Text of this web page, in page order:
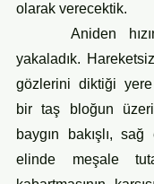
olarak verecektik.
yakaladık.
gözlerini diktiği yere
bir taş bloğun
baygın bakışlı,
elinde meşale